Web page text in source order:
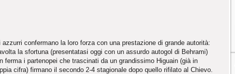
azzurri confermano la loro forza con una prestazione di grande autorità:
la sfortuna (presentatasi oggi con un assurdo autogol di Behrami)
ferma i partenopei che trascinati da un grandissimo Higuain (già in
cifra) firmano il secondo 2-4 stagionale dopo quello rifilato al Chievo.